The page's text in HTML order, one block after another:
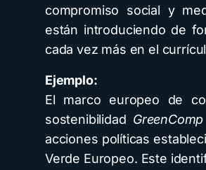
compromiso social y
están introduciendo de
cada vez más en el
Ejemplo:
El marco europeo de
sostenibilidad GreenComp
acciones políticas
Verde Europeo. Este